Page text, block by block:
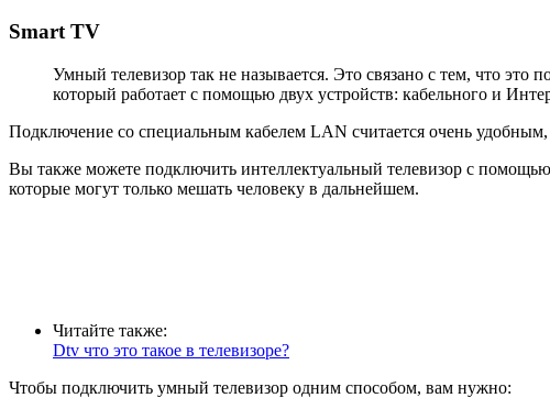
Smart TV
Умный телевизор так не называется. Это связано с тем, что это
который работает с помощью двух устройств: кабельного и
Подключение со специальным кабелем LAN считается очень удобным,
Вы также можете подключить интеллектуальный телевизор с
которые могут только мешать человеку в дальнейшем.
Читайте также:
Dtv что это такое в телевизоре?
Чтобы подключить умный телевизор одним способом, вам нужно: